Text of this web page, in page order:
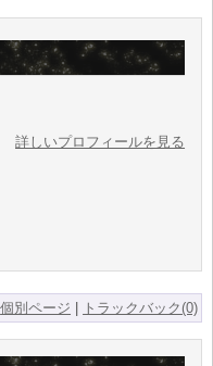
詳しいプロフィールを見る
個別ページ トラックバック(0)